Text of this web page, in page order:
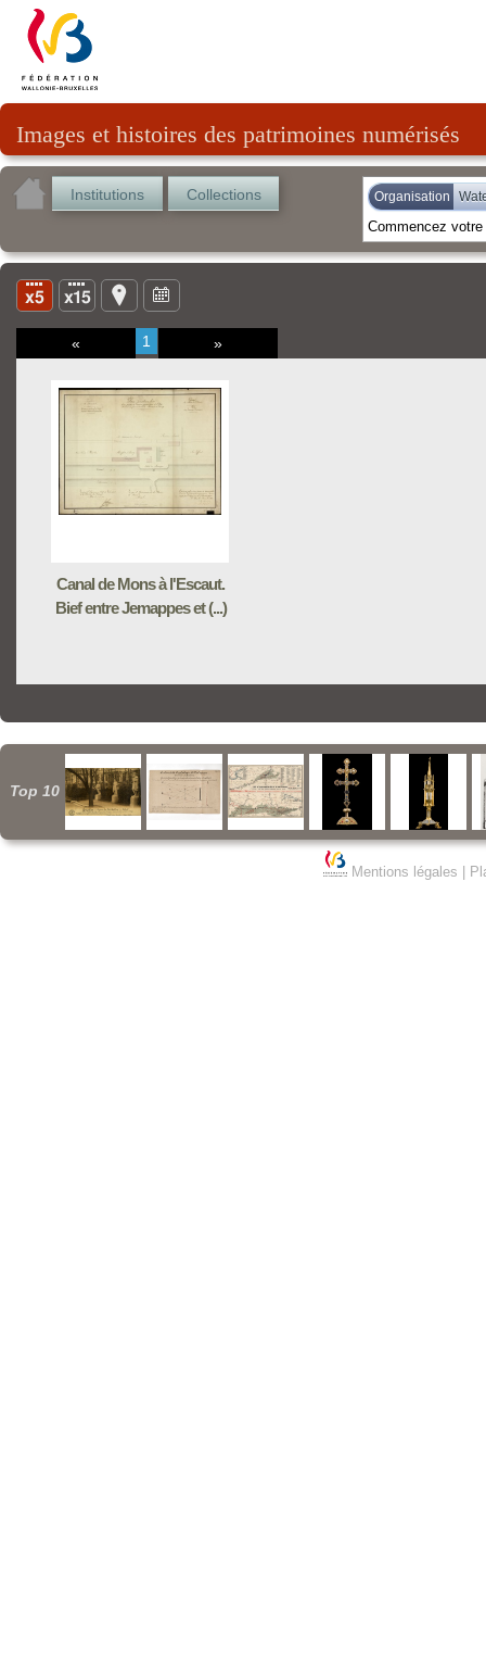
Images et histoires des patrimoines numérisés
Institutions Collections Organisation
« 1 »
Canal de Mons à l'Escaut.
Bief entre Jemappes et (...)
Top 10
Mentions légales